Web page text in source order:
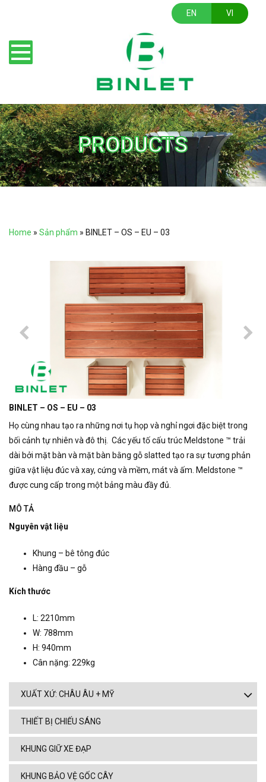
EN VI
PRODUCTS
Home » Sản phẩm » BINLET – OS – EU – 03
BINLET – OS – EU – 03
Họ cùng nhau tạo ra những nơi tụ họp và nghỉ ngơi đặc biệt trong
bối cảnh tự nhiên và đô thị. Các yếu tố cấu trúc Meldstone ™ trải
dài bởi mặt bàn và mặt bàn bằng gỗ slatted tạo ra sự tương phản
giữa vật liệu đúc và xay, cứng và mềm, mát và ấm. Meldstone ™
được cung cấp trong một bảng màu đầy đủ.
MÔ TẢ
Nguyên vật liệu
Khung – bê tông đúc
Hàng đầu – gỗ
Kích thước
L: 2210mm
W: 788mm
H: 940mm
Cân nặng: 229kg
XUẤT XỨ: CHÂU ÂU + MỸ
THIẾT BỊ CHIẾU SÁNG
KHUNG GIỮ XE ĐẠP
KHUNG BẢO VỆ GỐC CÂY